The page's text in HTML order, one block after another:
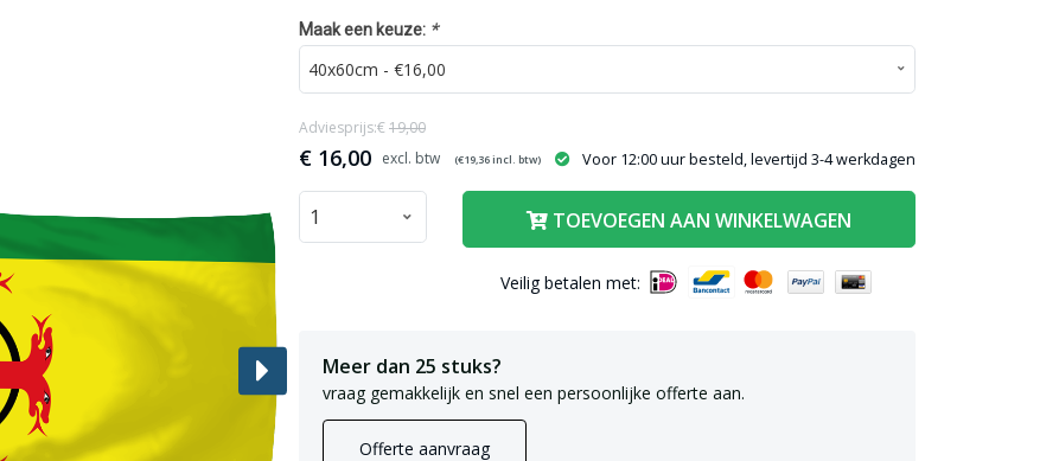
Maak een keuze: *
€ 16,00 (€19,36incl. btw)
Adviesprijs:€19,00
Voor 12:00 uur besteld, levertijd 3-4 werkdagen
TOEVOEGEN AAN WINKELWAGEN
Veilig betalen met:
Meer dan 25 stuks?
vraag gemakkelijk en snel een persoonlijke offerte aan.
Offerte aanvraag